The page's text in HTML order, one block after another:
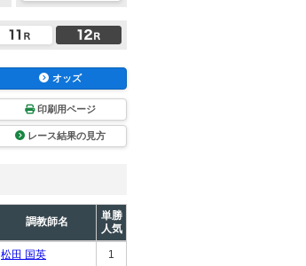
オッズ
印刷用ページ
レース結果の見方
調教師名
単勝
人気
松田 国英 1